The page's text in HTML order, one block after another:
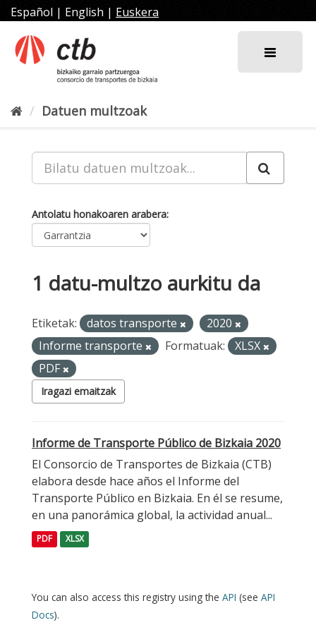
Joan
edukira
Español | English | Euskera
Datuen multzoak
Antolatu honakoaren arabera
1 datu-multzo aurkitu da
Etiketak: datos transporte
2020
Informe transporte
Formatuak:
XLSX
PDF
Iragazi emaitzak
Informe de Transporte Público de Bizkaia 2020
El Consorcio de Transportes de Bizkaia (CTB)
elabora desde hace años el Informe del
Transporte Público en Bizkaia. En él se resume,
en una panorámica global, la actividad anual...
PDF XLSX
You can also access this registry using the API (see API
Docs).